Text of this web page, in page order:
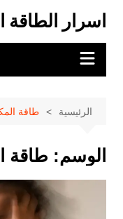
المحتوى
اسرار الطاقة
الرئيسية طاقة
الوسم: طاقة